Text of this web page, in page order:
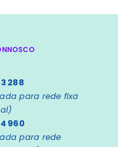
288
para rede fixa
960
para rede